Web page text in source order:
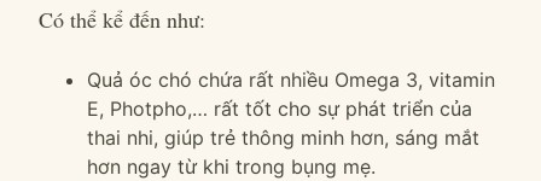
Có thể kể đến như:
Quả óc chó chứa rất nhiều Omega 3, vitamin
E, Photpho,… rất tốt cho sự phát triển của
thai nhi, giúp trẻ thông minh hơn, sáng mắt
hơn ngay từ khi trong bụng mẹ.